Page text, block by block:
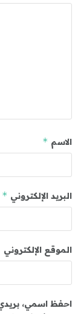
الاسم *
البريد الإلكتروني *
الموقع الإلكتروني
احفظ اسمي، بريدي